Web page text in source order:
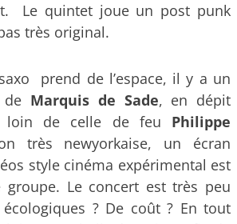
Le quintet joue un post punk
très original.
prend de l’espace, il y a un
de Marquis de Sade, en dépit
loin de celle de feu Philippe
très newyorkaise, un écran
style cinéma expérimental est
groupe. Le concert est très peu
? De coût ? En tout